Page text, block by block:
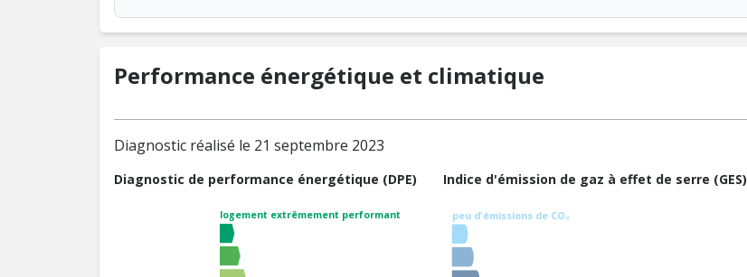
Performance énergétique et climatique
Diagnostic réalisé le 21 septembre 2023
Diagnostic de performance énergétique (DPE)
logement extrêmement performant
Indice d'émission de gaz à effet de serre (GES)
peu d'émissions de CO₂